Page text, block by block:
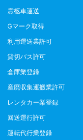
霊柩車運送
Gマーク取得
利用運送業許可
貸切バス許可
倉庫業登録
産廃収集運搬業許可
レンタカー業登録
回送運行許可
運転代行業登録